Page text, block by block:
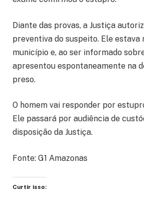
Diante das provas, a Justiça
preventiva do suspeito. Ele estava
município e, ao ser informado
apresentou espontaneamente na
preso.
O homem vai responder por
Ele passará por audiência de
disposição da Justiça.
Fonte: G1 Amazonas
Curtir isso: